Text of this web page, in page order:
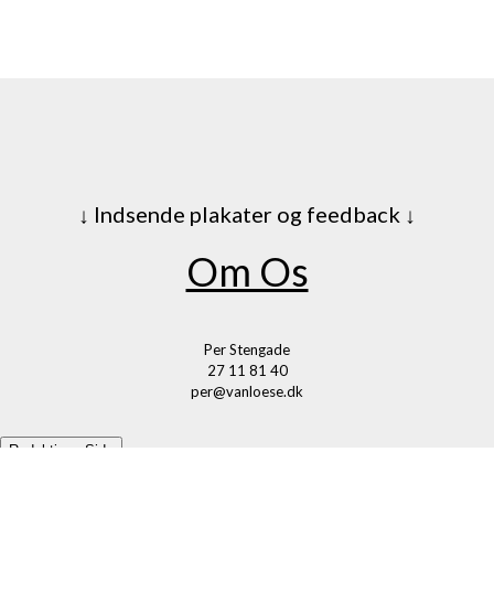
↓ Indsende plakater og feedback ↓
Om Os
Per Stengade
27 11 81 40
per@vanloese.dk
Redaktions Side